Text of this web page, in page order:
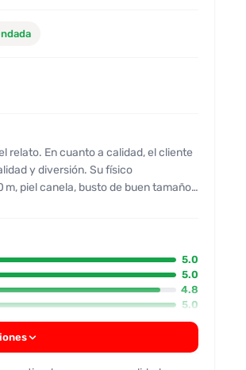
el cliente
Su físico
piel canela, busto de buen tamaño
depilada, algo que le bajó un
de la entrada sin problema y se
opcional (no se solicitó). Se
que sale del
una apariencia que cumple las
alta probabilidad de repetirla.
5.0
5.0
4.8
5.0